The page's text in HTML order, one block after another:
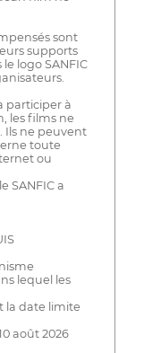
sont
supports
logo SANFIC
participer à
les films ne
Ils ne peuvent
toute
ou
SANFIC a
lequel les
la date limite
août 2026